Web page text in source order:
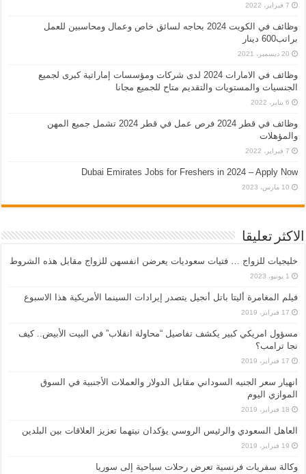
7 فبراير، 2022
وظائف في الكويت 2024 بحاجه لسائق خاص وعمال ومحاسبين للعمل
براتب600 دينار
20 ديسمبر، 2021
وظائف في الامارات 2024 لدى شركات ومؤسسات إماراتية كبرى لجميع
الجنسيات والمستويات والتقديم متاح للجميع مجانا
6 يناير، 2022
وظائف في قطر 2024 فرص عمل في قطر 2024 تشمل جميع المهن
والمؤهلات
7 فبراير، 2022
Dubai Emirates Jobs for Freshers in 2024 – Apply Now
10 مارس، 2023
الاكثر تعليقا
خليجيات للزواج … فتيات سعوديات يعرضن انفسهن للزواج مقابل هذه الشروط
1 يونيو، 2023
فيلم المغامرة أليتا‭ ‬باتل أنجيل يتصدر إيرادات السينما الأمريكية هذا الاسبوع
17 فبراير، 2019
مسؤول امريكي كبير يكشف تفاصيل “محاولة انقلاب” في البيت الأبيض.. كيف
نجا ترامب؟
17 فبراير، 2019
انهيار سعر الجنيه السوداني مقابل الدولار والعملات الأجنبية في السوق
الموازي اليوم
18 فبراير، 2019
العاهل السعودي والرئيس الروسي يؤكدان نيتهما تعزيز العلاقات بين البلدين
19 فبراير، 2019
وكالة سفريات فرنسية تعرض رحلات سياحية إلى سوريا